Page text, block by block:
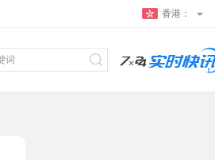
香港：